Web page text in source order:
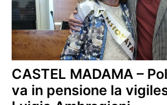
CASTEL MADAMA –
va in pensione la